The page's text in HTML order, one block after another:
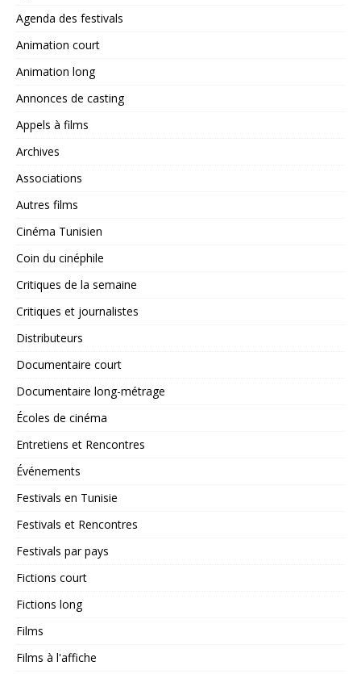
Agenda des festivals
Animation court
Animation long
Annonces de casting
Appels à films
Archives
Associations
Autres films
Cinéma Tunisien
Coin du cinéphile
Critiques de la semaine
Critiques et journalistes
Distributeurs
Documentaire court
Documentaire long-métrage
Écoles de cinéma
Entretiens et Rencontres
Événements
Festivals en Tunisie
Festivals et Rencontres
Festivals par pays
Fictions court
Fictions long
Films
Films à l'affiche